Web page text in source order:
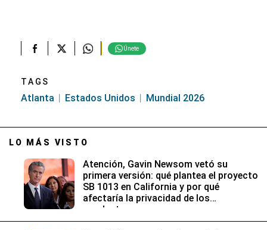
Únete
TAGS
Atlanta Estados Unidos Mundial 2026
LO MÁS VISTO
Atención, Gavin Newsom vetó su
primera versión: qué plantea el proyecto
SB 1013 en California y por qué
afectaría la privacidad de los
conductores